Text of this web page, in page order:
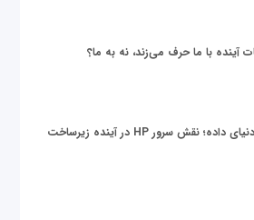
آینده با ما حرف می‌زند، نه به ما؟
زیر پوست دنیای داده؛ نقش سرور HP در آینده زیرساخت